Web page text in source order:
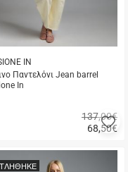
IN
Παντελόνι Jean barrel
In
68,50€
137,00€